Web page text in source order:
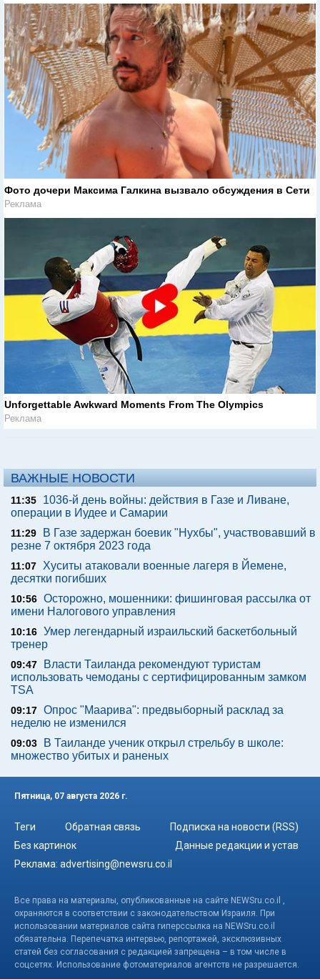
Фото дочери Максима Галкина вызвало обсуждения в Сети
Реклама
Unforgettable Awkward Moments From The Olympics
Реклама
ВАЖНЫЕ НОВОСТИ
11:35
1036-й день войны: действия в Газе и Ливане,
операции в Иудее и Самарии
11:29
В Газе задержан боевик "Нухбы", участвовавший в
резне 7 октября 2023 года
11:07 Хуситы атаковали военные лагеря в Йемене,
десятки погибших
10:56 Осторожно, мошенники: фишинговая рассылка от
имени Налогового управления
10:16 Умер легендарный израильский баскетбольный
тренер
09:47
Власти Таиланда рекомендуют туристам
использовать чемоданы с сертифицированным замком
TSA
09:17 Опрос "Mаарива": предвыборный расклад за
неделю не изменился
09:03
В Таиланде ученик открыл стрельбу в школе:
множество убитых и раненых
Пятница, 07 августа 2026 г.
Теги Обратная связь
Подписка на новости (RSS)
Без картинок
Данные редакции и устав
Реклама: advertising@newsru.co.il
Все права на материалы, опубликованные на сайте NEWSru.co.il ,
охраняются в соответствии с законодательством Израиля. При
использовании материалов сайта гиперссылка на NEWSru.co.il
обязательна. Перепечатка интервью, репортажей, эксклюзивных
статей без согласования с редакцией запрещена – в том числе в
соцсетях. Использование фотоматериалов агентств не разрешается.